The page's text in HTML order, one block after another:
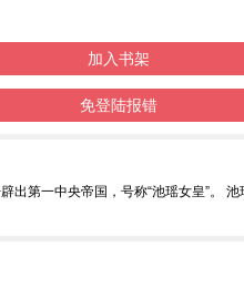
加入书架
免登陆报错
出第一中央帝国，号称“池瑶女皇”。